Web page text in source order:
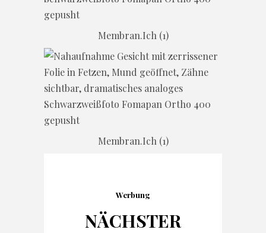
Membran.Ich (1)
Membran.Ich (1)
Werbung
NÄCHSTER